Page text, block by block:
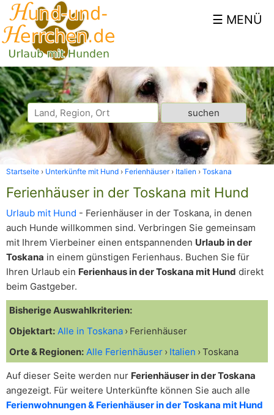
Startseite Unterkünfte mit Hund Ferienhäuser Italien Toskana
Ferienhäuser in der Toskana mit Hund
Urlaub mit Hund - Ferienhäuser in der Toskana, in denen
auch Hunde willkommen sind. Verbringen Sie gemeinsam
mit Ihrem Vierbeiner einen entspannenden Urlaub in der
Toskana in einem günstigen Ferienhaus. Buchen Sie für
Ihren Urlaub ein Ferienhaus in der Toskana mit Hund direkt
beim Gastgeber.
Bisherige Auswahlkriterien:
Objektart: Alle in Toskana
Ferienhäuser
Orte & Regionen: Alle Ferienhäuser Italien Toskana
Auf dieser Seite werden nur Ferienhäuser in der Toskana
angezeigt. Für weitere Unterkünfte können Sie auch alle
Ferienwohnungen & Ferienhäuser in der Toskana mit Hund